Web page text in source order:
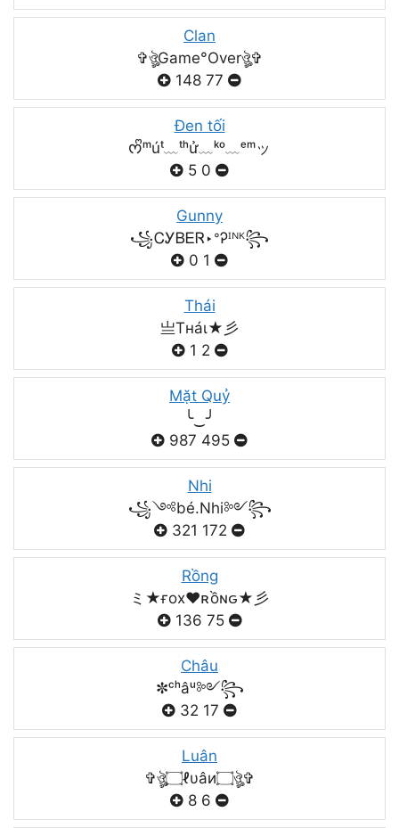
Clan
✞ঔৣGame°Overঔৣ✞
148 77
Đen tối
ᰔᩚᵐúᵗ﹏ᵗʰử﹏ᵏᵒ﹏ᵉᵐッ
5 0
Gunny
꧁ᏟᎩᏴᎬᏒ‣ᐤᎮᴵᴺᴷ꧂
0 1
Thái
亗Tнáι★彡
1 2
Mặt Quỷ
╰‿╯
987 495
Nhi
꧁༺bé.Nhi༻꧂
321 172
Rồng
ミ★ғox♥️ʀồɴԍ★彡
136 75
Châu
✼ᶜʰâᵘ༻꧂
32 17
Luân
✞ঔৣ۝ℓυâи۝ঔৣ✞
8 6